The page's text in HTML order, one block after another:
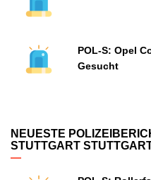
POL-S: Opel
Gesucht
NEUESTE
STUTTGART